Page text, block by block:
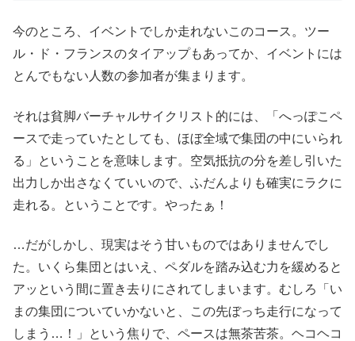
今のところ、イベントでしか走れないこのコース。ツー
ル・ド・フランスのタイアップもあってか、イベントには
とんでもない人数の参加者が集まります。
それは貧脚バーチャルサイクリスト的には、「へっぽこペ
ースで走っていたとしても、ほぼ全域で集団の中にいられ
る」ということを意味します。空気抵抗の分を差し引いた
出力しか出さなくていいので、ふだんよりも確実にラクに
走れる。ということです。やったぁ！
…だがしかし、現実はそう甘いものではありませんでし
た。いくら集団とはいえ、ペダルを踏み込む力を緩めると
アッという間に置き去りにされてしまいます。むしろ「い
まの集団についていかないと、この先ぼっち走行になって
しまう…！」という焦りで、ペースは無茶苦茶。ヘコヘコ